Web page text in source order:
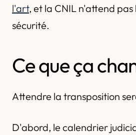
l'art, et la CNIL n'attend
sécurité.
Ce que ça
Attendre la transposition
D'abord, le calendrier